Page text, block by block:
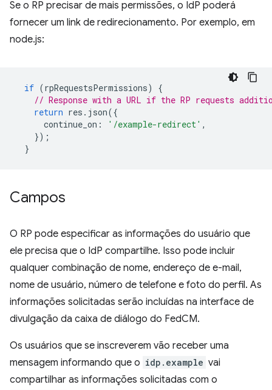
Se o RP precisar de mais permissões, o IdP poderá
fornecer um link de redirecionamento. Por exemplo, em
node.js:
if (rpRequestsPermissions)
{
// Response with a URL if the RP requests
return res . json({
continue_on : '/example-redirect' ,
});
}
Campos
O RP pode especificar as informações do usuário que
ele precisa que o IdP compartilhe. Isso pode incluir
qualquer combinação de nome, endereço de e-mail,
nome de usuário, número de telefone e foto do perfil. As
informações solicitadas serão incluídas na interface de
divulgação da caixa de diálogo do FedCM.
Os usuários que se inscreverem vão receber uma
mensagem informando que o idp.example vai
compartilhar as informações solicitadas com o